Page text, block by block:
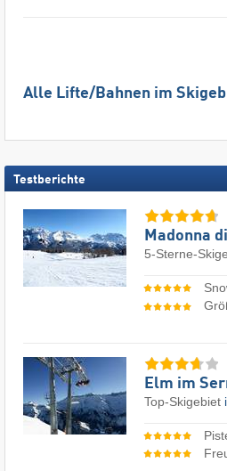
Alle Lifte/Bahnen im
Testberichte
Madonna
5-Sterne-
Elm im
Top-Skigebiet